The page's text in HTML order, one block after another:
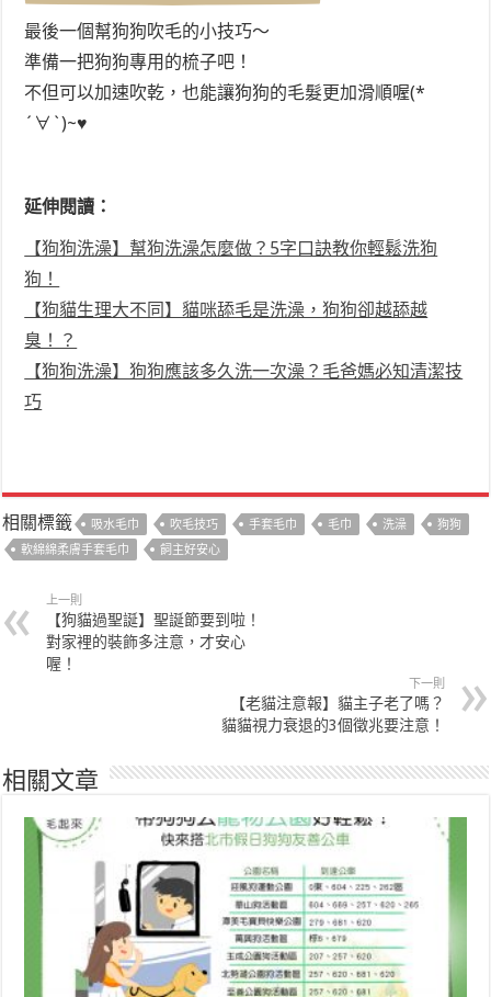
最後一個幫狗狗吹毛的小技巧～
準備一把狗狗專用的梳子吧！
不但可以加速吹乾，也能讓狗狗的毛髮更加滑順喔(*
´∀`)~♥
延伸閱讀：
【狗狗洗澡】幫狗洗澡怎麼做？5字口訣教你輕鬆洗狗
狗！
【狗貓生理大不同】貓咪舔毛是洗澡，狗狗卻越舔越
臭！？
【狗狗洗澡】狗狗應該多久洗一次澡？毛爸媽必知清潔技
巧
相關標籤 吸水毛巾 吹毛技巧 手套毛巾 毛巾 洗澡
狗狗
軟綿綿柔膚手套毛巾
飼主好安心
上一則
【狗貓過聖誕】聖誕節要到啦！
對家裡的裝飾多注意，才安心
喔！
下一則
【老貓注意報】貓主子老了嗎？
貓貓視力衰退的3個徵兆要注意！
相關文章